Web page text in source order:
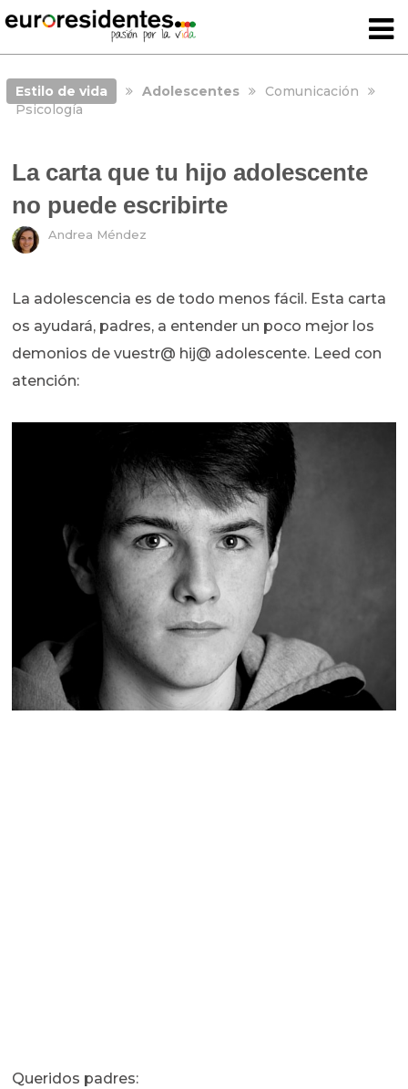
Estilo de vida Adolescentes
Comunicación
Psicología
La carta que tu hijo adolescente
no puede escribirte
Andrea Méndez
La adolescencia es de todo menos fácil. Esta carta
os ayudará, padres, a entender un poco mejor los
demonios de vuestr@ hij@ adolescente. Leed con
atención:
Queridos padres: